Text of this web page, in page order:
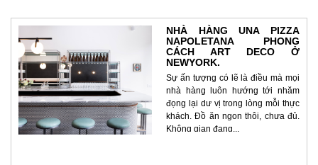
NHÀ HÀNG UNA PIZZA
NAPOLETANA PHONG
CÁCH ART DECO Ở
NEWYORK.
Sự ấn tượng có lẽ là điều mà mọi
nhà hàng luôn hướng tới nhăm
đọng lại dư vị trong lòng mỗi thực
khách. Đồ ăn ngon thôi, chưa đủ.
Không gian đang...